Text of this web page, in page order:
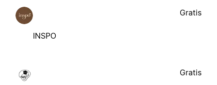
INSPO
Gratis
Gratis